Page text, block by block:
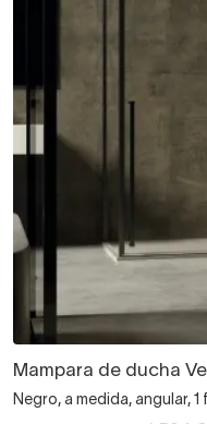
Mampara de ducha
Negro, a medida, angular,